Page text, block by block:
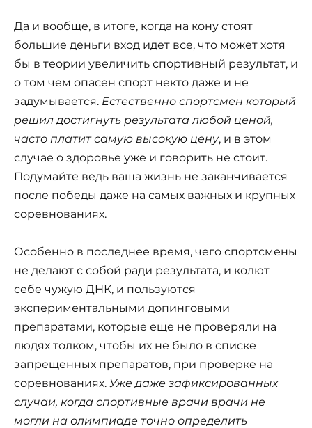
Да и вообще, в итоге, когда на кону стоят
большие деньги вход идет все, что может хотя
бы в теории увеличить спортивный результат, и
о том чем опасен спорт некто даже и не
задумывается. Естественно спортсмен который
решил достигнуть результата любой ценой,
часто платит самую высокую цену, и в этом
случае о здоровье уже и говорить не стоит.
Подумайте ведь ваша жизнь не заканчивается
после победы даже на самых важных и крупных
соревнованиях.
Особенно в последнее время, чего спортсмены
не делают с собой ради результата, и колют
себе чужую ДНК, и пользуются
экспериментальными допинговыми
препаратами, которые еще не проверяли на
людях толком, чтобы их не было в списке
запрещенных препаратов, при проверке на
соревнованиях. Уже даже зафиксированных
случаи, когда спортивные врачи врачи не
могли на олимпиаде точно определить